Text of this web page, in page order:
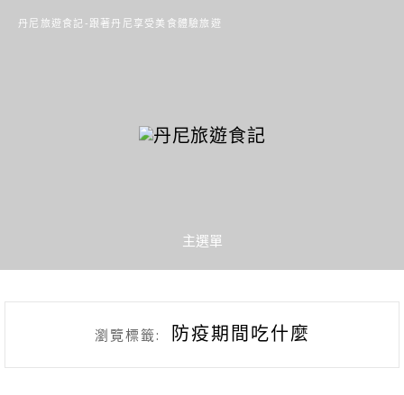
丹尼旅遊食記-跟著丹尼享受美食體驗旅遊
主選單
瀏覽標籤: 防疫期間吃什麼